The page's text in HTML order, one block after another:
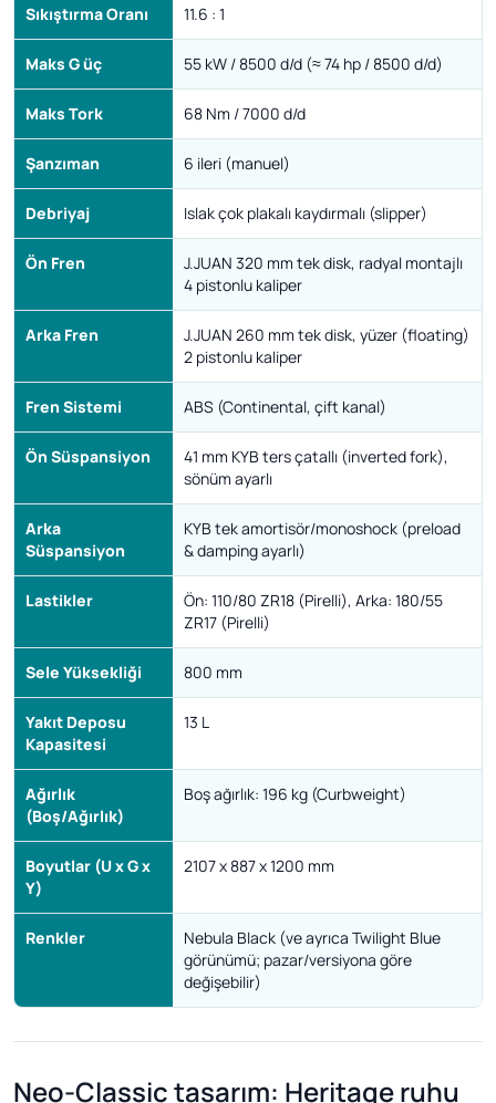
Sıkıştırma Oranı 11.6 : 1
Maks G üç 55 kW / 8500 d/d (≈ 74 hp / 8500 d/d)
Maks Tork 68 Nm / 7000 d/d
Şanzıman 6 ileri (manuel)
Debriyaj Islak çok plakalı kaydırmalı (slipper)
Ön Fren
J.JUAN 320 mm tek disk, radyal montajlı
4 pistonlu kaliper
Arka Fren
J.JUAN 260 mm tek disk, yüzer (floating)
2 pistonlu kaliper
Fren Sistemi ABS (Continental, çift kanal)
Ön Süspansiyon
41 mm KYB ters çatallı (inverted fork),
sönüm ayarlı
Arka
Süspansiyon
KYB tek amortisör/monoshock (preload
& damping ayarlı)
Lastikler
Ön: 110/80 ZR18 (Pirelli), Arka: 180/55
ZR17 (Pirelli)
Sele Yüksekliği 800 mm
Yakıt Deposu
Kapasitesi
13 L
Ağırlık
(Boş/Ağırlık)
Boş ağırlık: 196 kg (Curbweight)
Boyutlar (U x G x
Y)
2107 x 887 x 1200 mm
Renkler
Nebula Black (ve ayrıca Twilight Blue
görünümü; pazar/versiyona göre
değişebilir)
Neo-Classic tasarım: Heritage ruhu